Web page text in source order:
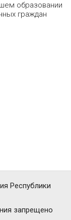
образовании
граждан
запрещено
Республики